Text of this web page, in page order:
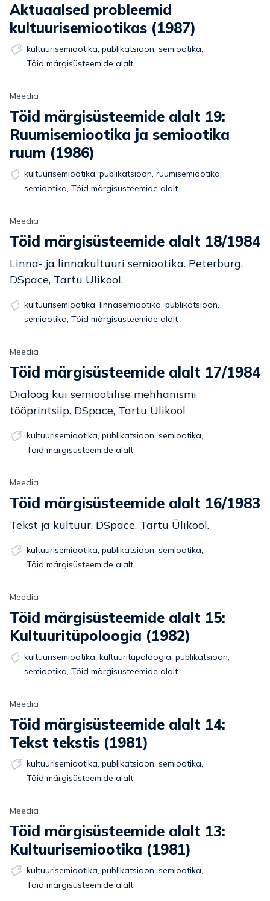
Aktuaalsed probleemid
kultuurisemiootikas (1987)
kultuurisemiootika, publikatsioon, semiootika,
Töid märgisüsteemide alalt
Meedia
Töid märgisüsteemide alalt 19:
Ruumisemiootika ja semiootika
ruum (1986)
kultuurisemiootika,publikatsioon,ruumisemiootika,
semiootika,Töid märgisüsteemide alalt
Meedia
Töid märgisüsteemide alalt 18/1984
Linna- ja linnakultuuri semiootika. Peterburg.
DSpace, Tartu Ülikool.
kultuurisemiootika,linnasemiootika,publikatsioon,
semiootika,Töid märgisüsteemide alalt
Meedia
Töid märgisüsteemide alalt 17/1984
Dialoog kui semiootilise mehhanismi
tööprintsiip. DSpace, Tartu Ülikool
kultuurisemiootika, publikatsioon, semiootika,
Töid märgisüsteemide alalt
Meedia
Töid märgisüsteemide alalt 16/1983
Tekst ja kultuur. DSpace, Tartu Ülikool.
kultuurisemiootika, publikatsioon, semiootika,
Töid märgisüsteemide alalt
Meedia
Töid märgisüsteemide alalt 15:
Kultuuritüpoloogia (1982)
kultuurisemiootika, kultuuritüpoloogia, publikatsioon,
semiootika, Töid märgisüsteemide alalt
Meedia
Töid märgisüsteemide alalt 14:
Tekst tekstis (1981)
kultuurisemiootika, publikatsioon, semiootika,
Töid märgisüsteemide alalt
Meedia
Töid märgisüsteemide alalt 13:
Kultuurisemiootika (1981)
kultuurisemiootika, publikatsioon, semiootika,
Töid märgisüsteemide alalt